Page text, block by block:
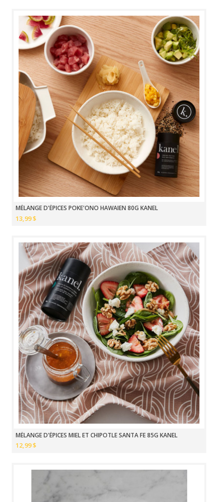
MÉLANGE D'ÉPICES POKE'ONO HAWAIEN 80G KANEL
13,99 $
MÉLANGE D'ÉPICES MIEL ET CHIPOTLE SANTA FE 85G KANEL
12,99 $